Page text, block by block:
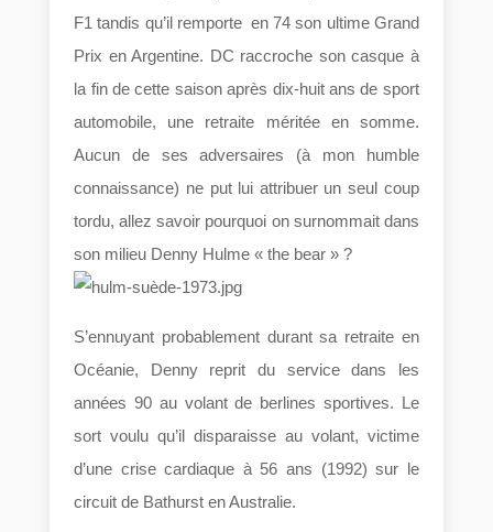
F1 tandis qu’il remporte en 74 son ultime Grand
Prix en Argentine. DC raccroche son casque à
la fin de cette saison après dix-huit ans de sport
automobile, une retraite méritée en somme.
Aucun de ses adversaires (à mon humble
connaissance) ne put lui attribuer un seul coup
tordu, allez savoir pourquoi on surnommait dans
son milieu Denny Hulme « the bear » ?
S’ennuyant probablement durant sa retraite en
Océanie, Denny reprit du service dans les
années 90 au volant de berlines sportives. Le
sort voulu qu’il disparaisse au volant, victime
d’une crise cardiaque à 56 ans (1992) sur le
circuit de Bathurst en Australie.